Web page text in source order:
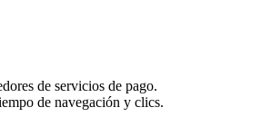
de servicios de pago.
de navegación y clics.